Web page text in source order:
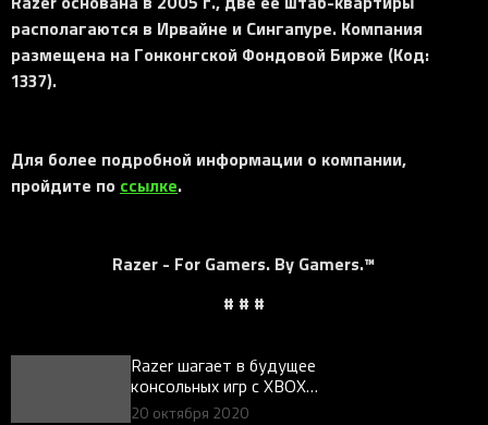
располагаются в Ирвайне и Сингапуре. Компания
размещена на Гонконгской Фондовой Бирже (Код:
1337).
Для более подробной информации о компании,
пройдите по ссылке.
Razer - For Gamers. By Gamers.™
# # #
Razer шагает в будущее
консольных игр с XBOX
SERIES X|S
20 октября 2020